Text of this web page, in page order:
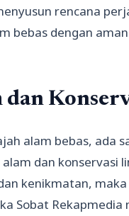
rencana
bebas dengan
alam bebas, ada
dan konservasi
kenikmatan,
Sobat